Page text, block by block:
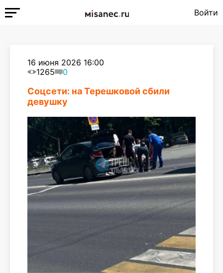
Войти
16 июня 2026 16:00
1265
0
Соцсети: на Терешковой сбили
девушку